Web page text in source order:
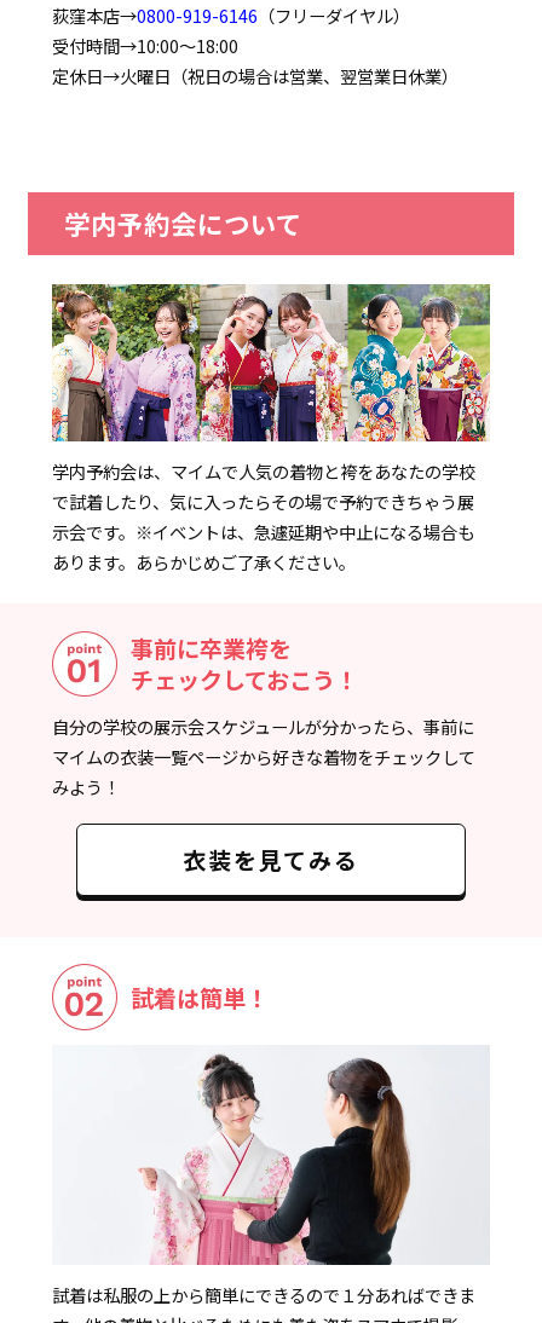
荻窪本店→0800-919-6146 （フリーダイヤル）
受付時間→10:00～18:00
定休日→火曜日（祝日の場合は営業、翌営業日休業）
学内予約会について
学内予約会は、マイムで人気の着物と袴をあなたの学校
で試着したり、気に入ったらその場で予約できちゃう展
示会です。 ※イベントは、急遽延期や中止になる場合も
あります。あらかじめご了承ください。
事前に卒業袴を
チェックしておこう！
自分の学校の展示会スケジュールが分かったら、事前に
マイムの衣装一覧ページから好きな着物をチェックして
みよう！
衣装を見てみる
試着は簡単！
試着は私服の上から簡単にできるので１分あればできま